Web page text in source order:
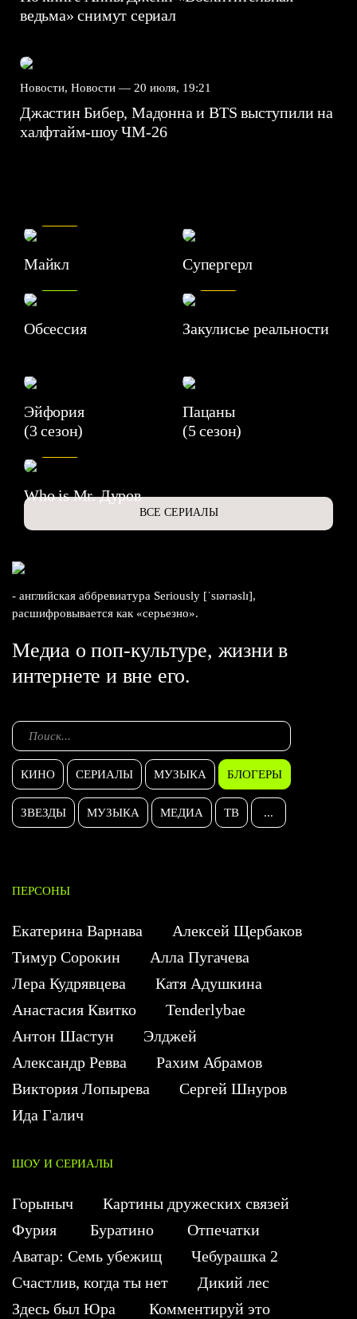
ведьма» снимут сериал
Новости, Новости — 20 июля, 19:21
Джастин Бибер, Мадонна и BTS выступили на
халфтайм-шоу ЧМ-26
Майкл Супергерл
Обсессия
7.1
Закулисье реальности
Эйфория
(3 сезон)
Пацаны
(5 сезон)
Who is Mr. Дуров
ВСЕ СЕРИАЛЫ
- английская аббревиатура Seriously [ˈsɪərɪəslɪ],
расшифровывается как «серьезно».
Медиа о поп-культуре, жизни в
интернете и вне его.
КИНО СЕРИАЛЫ МУЗЫКА БЛОГЕРЫ
ЗВЕЗДЫ МУЗЫКА МЕДИА ТВ ...
ПЕРСОНЫ
Екатерина Варнава
Алексей Щербаков
Тимур Сорокин
Алла Пугачева
Лера Кудрявцева
Катя Адушкина
Анастасия Квитко
Tenderlybae
Антон Шастун
Элджей
Александр Ревва
Рахим Абрамов
Виктория Лопырева
Сергей Шнуров
Ида Галич
ШОУ И СЕРИАЛЫ
Горыныч
Картины дружеских связей
Фурия
Буратино
Отпечатки
Аватар: Семь убежищ
Чебурашка 2
Счастлив, когда ты нет
Дикий лес
Здесь был Юра
Комментируй это